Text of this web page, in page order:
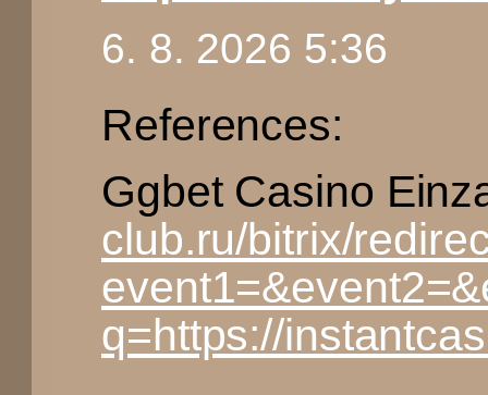
6. 8. 2026 5:36
References:
Ggbet Casino
club.ru/bitrix/
q=https://